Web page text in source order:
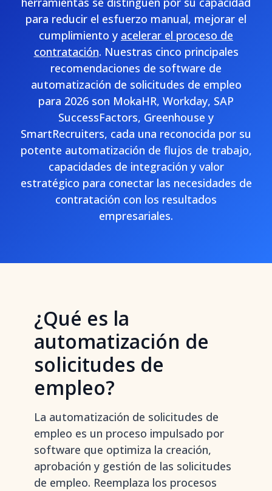
para reducir el esfuerzo manual, mejorar el
cumplimiento y acelerar el proceso de
contratación. Nuestras cinco principales
recomendaciones de software de
automatización de solicitudes de empleo
para 2026 son MokaHR, Workday, SAP
SuccessFactors, Greenhouse y
SmartRecruiters, cada una reconocida por su
potente automatización de flujos de trabajo,
capacidades de integración y valor
estratégico para conectar las necesidades de
contratación con los resultados
empresariales.
¿Qué es la
automatización de
solicitudes de
empleo?
La automatización de solicitudes de
empleo es un proceso impulsado por
software que optimiza la creación,
aprobación y gestión de las solicitudes
de empleo. Reemplaza los procesos